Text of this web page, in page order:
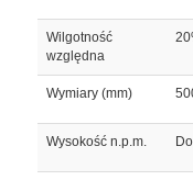
Wilgotność
względna
Wymiary (mm)
Wysokość n.p.m.